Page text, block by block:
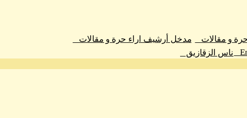
حرة و مقالات
مدخل أرشيف اراء حرة و مقالات
ناس الزقازيق